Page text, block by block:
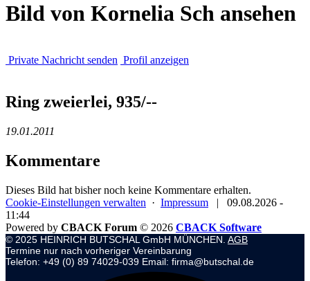
Bild von Kornelia Sch ansehen
Private Nachricht senden Profil anzeigen
Ring zweierlei, 935/--
19.01.2011
Kommentare
Dieses Bild hat bisher noch keine Kommentare erhalten.
Cookie-Einstellungen verwalten · Impressum |
09.08.2026 -
11:44
Powered by CBACK Forum © 2026 CBACK Software
© 2025 HEINRICH BUTSCHAL GmbH MÜNCHEN. AGB
Termine nur nach vorheriger Vereinbarung
Telefon: +49 (0) 89 74029-039 Email: firma@butschal.de